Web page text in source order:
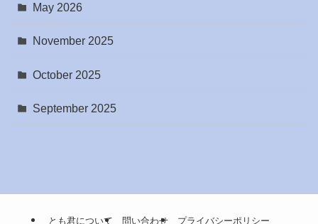
May 2026
November 2025
October 2025
September 2025
とも君について 問い合わせ プライバシーポリシー